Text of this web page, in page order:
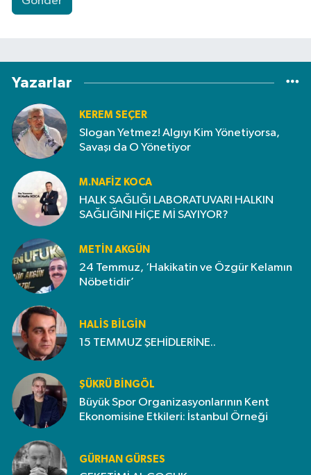
Yazarlar
KEREM SEÇER
Slogan Yetmez! Algıyı Kim Yönetiyorsa,
Savaşı da O Yönetiyor
M.NAFIZ KOCA
HALK SAĞLIĞI LABORATUVARI HALKIN
SAĞLIĞINI HİÇE Mİ SAYIYOR?
METIN AKGÜN
24 Temmuz, ‘Hakikatin ve Özgür Kelamın
Nöbetidir’
HALIS BILGIN
15 TEMMUZ ŞEHİDLERİNE..
ŞÜKRÜ BINGÖL
Büyük Spor Organizasyonlarının Kent
Ekonomisine Etkileri: İstanbul Örneği
GÜRHAN GÜRSES